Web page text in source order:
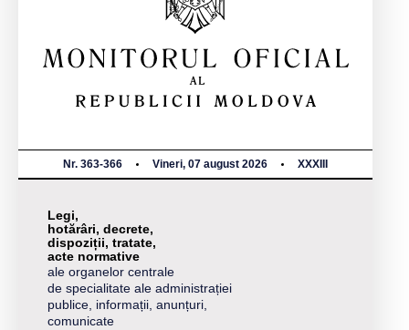
Nr. 363-366 Vineri, 07 august 2026 XXXIII
Legi,
hotărâri, decrete,
dispoziții, tratate,
acte normative
ale organelor centrale
de specialitate ale administrației
publice, informații, anunțuri,
comunicate